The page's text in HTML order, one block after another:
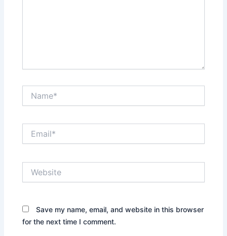
Save my name, email, and website in this browser
for the next time I comment.